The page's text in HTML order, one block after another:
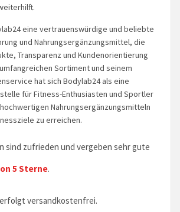
eine vertrauenswürdige und beliebte
und Nahrungsergänzungsmittel, die
Transparenz und Kundenorientierung
Sortiment und seinem
hat sich Bodylab24 als eine
für Fitness-Enthusiasten und Sportler
Nahrungsergänzungsmitteln
zu erreichen.
sind zufrieden und vergeben sehr gute
5 Sterne.
versandkostenfrei.